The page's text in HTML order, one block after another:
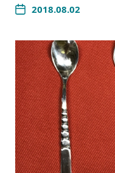
2018.08.02